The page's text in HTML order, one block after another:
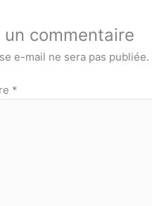
un commentaire
e-mail ne sera pas publiée.
*